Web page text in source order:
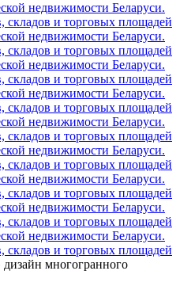
недвижимости Беларуси.
складов и торговых площадей
недвижимости Беларуси.
складов и торговых площадей
недвижимости Беларуси.
складов и торговых площадей
недвижимости Беларуси.
складов и торговых площадей
недвижимости Беларуси.
складов и торговых площадей
недвижимости Беларуси.
складов и торговых площадей
недвижимости Беларуси.
складов и торговых площадей
недвижимости Беларуси.
складов и торговых площадей
недвижимости Беларуси.
складов и торговых площадей
многогранного